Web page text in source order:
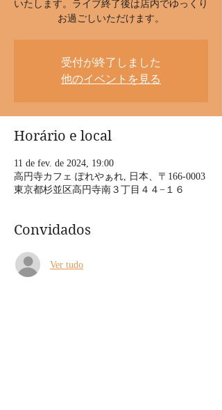
いたします。ライブ終了後は店内でゆっくり
お過ごしいただけます。
受付が終了しました
他のイベントを見る
Horário e local
11 de fev. de 2024, 19:00
高円寺カフェ ぽれやぁれ, 日本、〒166-0003
東京都杉並区高円寺南３丁目４４−１６
Convidados
Ver tudo